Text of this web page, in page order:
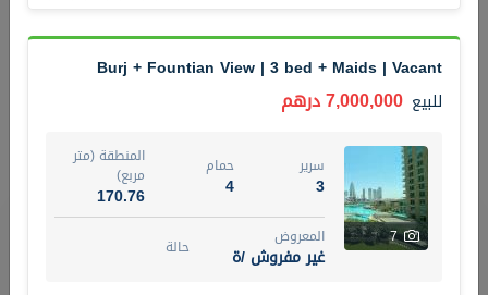
سرير
2
حمام
3
المنطقة (متر
118.34
الخريطة
اسم الوسيط
TATIANA VEBER
رقم الوسيط
أتصل الأن تصفية
Burj + Fountian View | 3 bed + Maids | Vacant
للبيع 7,000,000 درهم
7
سرير
3
حمام
4
المنطقة (متر
مربع)
170.76
المعروض
غير مفروش /ة حالة